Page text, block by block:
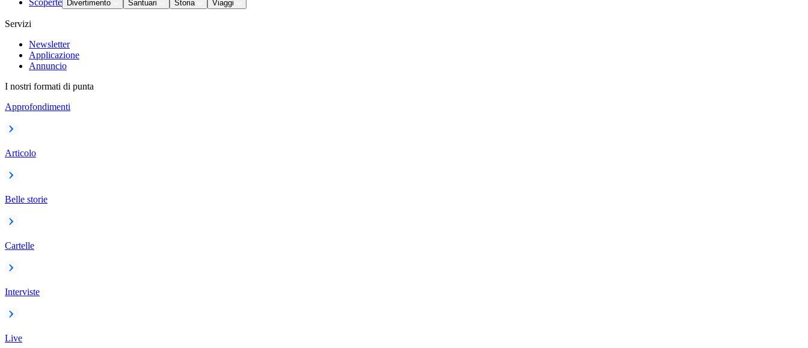
Scoperte Divertimento Santuari Storia Viaggi
Servizi
Newsletter
Applicazione
Annuncio
I nostri formati di punta
Approfondimenti
Articolo
Belle storie
Cartelle
Interviste
Live